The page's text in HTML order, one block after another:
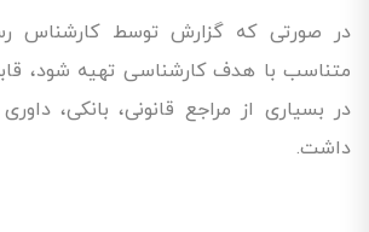
در صورتی که گزارش توسط کارشناس
متناسب با هدف کارشناسی تهیه شود،
در بسیاری از مراجع قانونی، بانکی،
داشت.